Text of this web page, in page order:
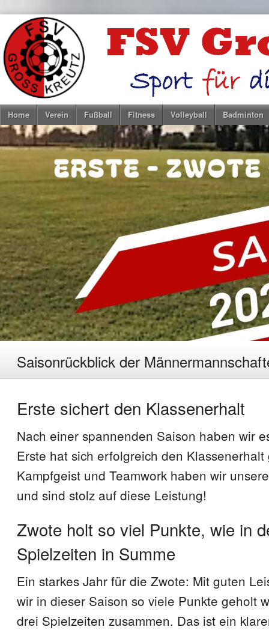
Home Verein Fußball Fitness Volleyball Badminton
Saisonrückblick der
Erste sichert den Klassenerhalt
Nach einer spannenden Saison haben wir
Erste hat sich erfolgreich den
Kampfgeist und Teamwork haben wir
und sind stolz auf diese Leistung!
Zwote holt so viel Punkte, wie in
Spielzeiten in Summe
Ein starkes Jahr für die Zwote: Mit guten
wir in dieser Saison so viele Punkte geholt
drei Spielzeiten zusammen. Das ist ein